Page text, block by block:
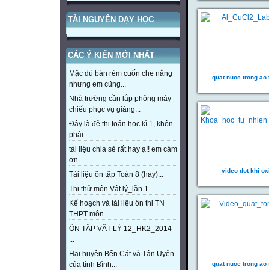
TÀI NGUYÊN DẠY HỌC
CÁC Ý KIẾN MỚI NHẤT
Mặc dù bán rèm cuốn che nắng
nhưng em cũng...
Nhà trường cần lắp phông máy
chiếu phục vụ giảng...
Đây là đề thi toán học kì 1, khôn
phải...
tài liệu chia sẻ rất hay ạ!! em cám
ơn...
Tài liệu ôn tập Toán 8 (hay)...
Thi thử môn Vật lý_lần 1 ...
Kế hoạch và tài liệu ôn thi TN
THPT môn...
ÔN TẬP VẬT LÝ 12_HK2_2014
...
Hai huyện Bến Cát và Tân Uyên
của tỉnh Bình...
quat nuoc trong ao
video dot khi
quat nuoc trong ao